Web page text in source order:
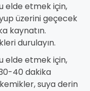
elde etmek için,
üzerini geçecek
kaynatın.
durulayın.
elde etmek için,
40 dakika
suya derin